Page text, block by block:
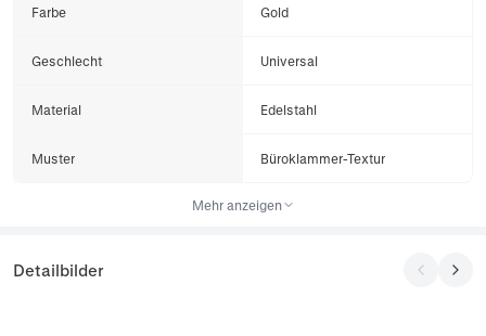
Farbe Gold
Geschlecht Universal
Material Edelstahl
Muster Büroklammer-Textur
Mehr anzeigen
Detailbilder